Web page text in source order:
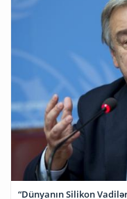
“Dünyanın Silikon